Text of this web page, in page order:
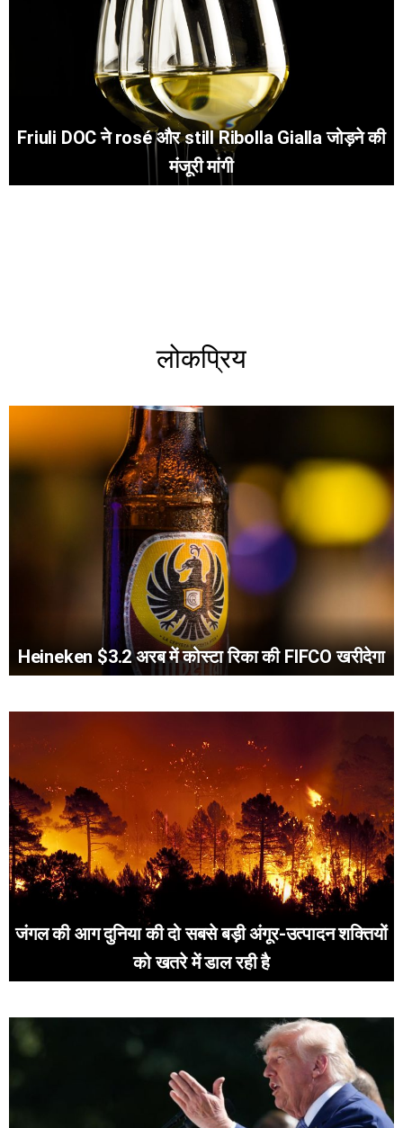
Friuli DOC ने rosé और still Ribolla Gialla जोड़ने की
मंजूरी मांगी
लोकप्रिय
Heineken $3.2 अरब में कोस्टा रिका की FIFCO खरीदेगा
जंगल की आग दुनिया की दो सबसे बड़ी अंगूर-उत्पादन शक्तियों
को खतरे में डाल रही है